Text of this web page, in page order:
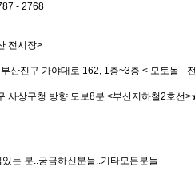
- 2768
전시장>
산진구 가야대로 162, 1층~3층 < 모토몰 -
사상구청 방향 도보8분 <부산지하철2호
는 분..궁금하신분들..기타모든분들